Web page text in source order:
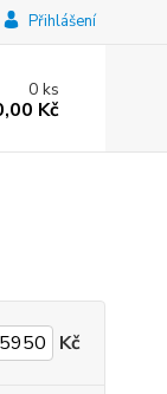
Přihlášení
0ks
Kč
Kč